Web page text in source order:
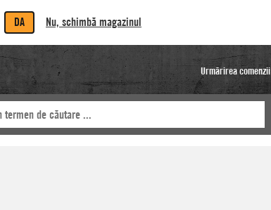
DA Nu, schimbă magazinul
Urmărirea comenzii